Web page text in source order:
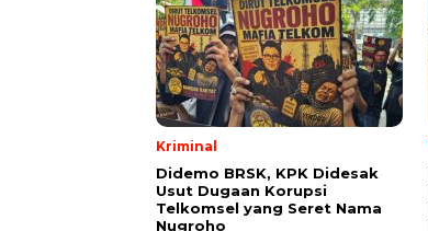
Kriminal
Didemo BRSK, KPK Didesak
Usut Dugaan Korupsi
Telkomsel yang Seret Nama
Nugroho